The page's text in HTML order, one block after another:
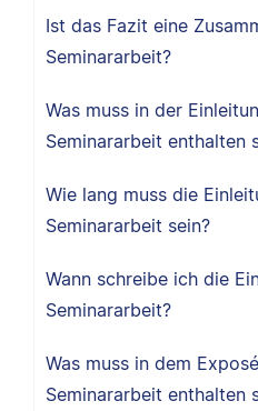
Ist das Fazit eine
Seminararbeit?
Was muss in der
Seminararbeit enthalten
Wie lang muss die
Seminararbeit sein?
Wann schreibe ich die
Seminararbeit?
Was muss in dem
Seminararbeit enthalten